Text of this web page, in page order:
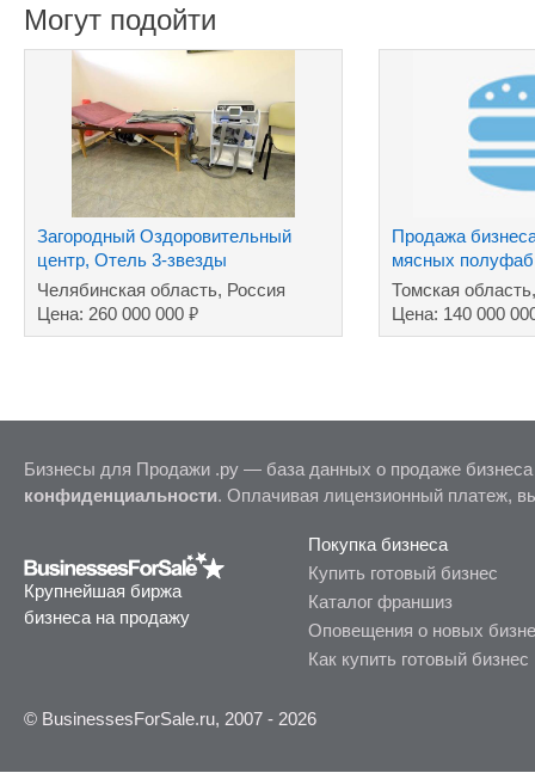
Могут подойти
Загородный Оздоровительный
центр, Отель 3-звезды
Челябинская область, Россия
Цена: 260 000 000 ₽
Продажа
мясных
Томская
Цена: 140 000
Бизнесы для Продажи .ру — база данных о продаже
конфиденциальности. Оплачивая лицензионный платеж,
Крупнейшая биржа
бизнеса на продажу
Покупка бизнеса
Купить готовый бизнес
Каталог франшиз
Оповещения о новых
Как купить готовый бизнес
© BusinessesForSale.ru, 2007 - 2026